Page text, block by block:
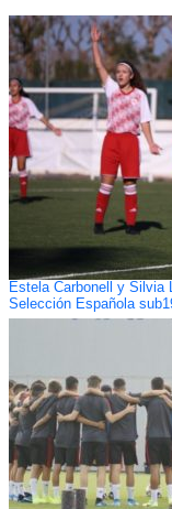
Estela Carbonell y Silvia
Selección Española